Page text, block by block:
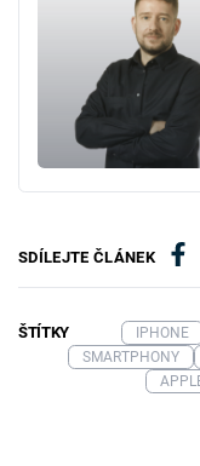
SDÍLEJTE ČLÁNEK
ŠTÍTKY IPHONE
SMARTPHONY